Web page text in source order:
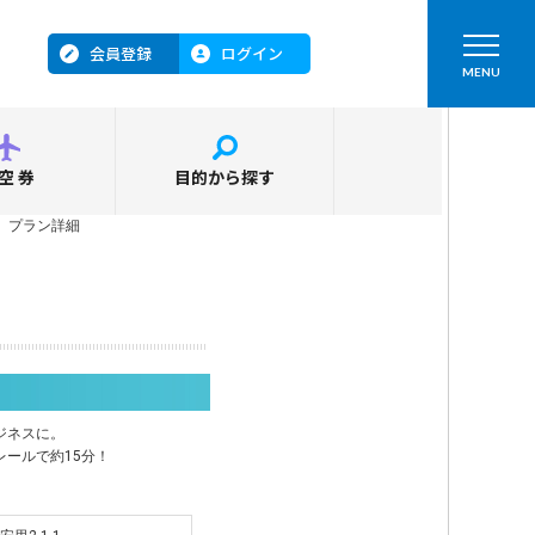
会員登録 ログイン
MENU
券 目的から探す
プラン詳細
スに。
ルで約15分！